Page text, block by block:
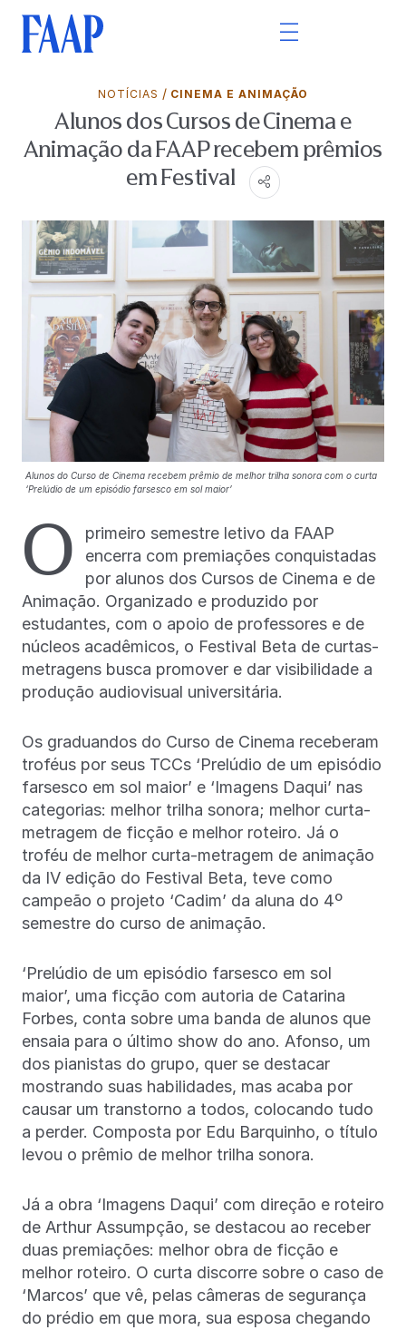
NOTÍCIAS / CINEMA E ANIMAÇÃO
Alunos dos Cursos de Cinema e
Animação da FAAP recebem prêmios
em Festival
Alunos do Curso de Cinema recebem prêmio de melhor trilha sonora com o curta
‘Prelúdio de um episódio farsesco em sol maior’
O
primeiro semestre letivo da FAAP
encerra com premiações conquistadas
por alunos dos Cursos de Cinema e de
Animação. Organizado e produzido por
estudantes, com o apoio de professores e de
núcleos acadêmicos, o Festival Beta de curtas-
metragens busca promover e dar visibilidade a
produção audiovisual universitária.
Os graduandos do Curso de Cinema receberam
troféus por seus TCCs ‘Prelúdio de um episódio
farsesco em sol maior’ e ‘Imagens Daqui’ nas
categorias: melhor trilha sonora; melhor curta-
metragem de ficção e melhor roteiro. Já o
troféu de melhor curta-metragem de animação
da IV edição do Festival Beta, teve como
campeão o projeto ‘Cadim’ da aluna do 4º
semestre do curso de animação.
‘Prelúdio de um episódio farsesco em sol
maior’, uma ficção com autoria de Catarina
Forbes, conta sobre uma banda de alunos que
ensaia para o último show do ano. Afonso, um
dos pianistas do grupo, quer se destacar
mostrando suas habilidades, mas acaba por
causar um transtorno a todos, colocando tudo
a perder. Composta por Edu Barquinho, o título
levou o prêmio de melhor trilha sonora.
Já a obra ‘Imagens Daqui’ com direção e roteiro
de Arthur Assumpção, se destacou ao receber
duas premiações: melhor obra de ficção e
melhor roteiro. O curta discorre sobre o caso de
‘Marcos’ que vê, pelas câmeras de segurança
do prédio em que mora, sua esposa chegando